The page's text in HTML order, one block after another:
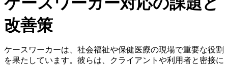
改善策
ケースワーカーは、社会福祉や保健医療の現場で重要な役割
を果たしています。彼らは、クライアントや利用者と密接に